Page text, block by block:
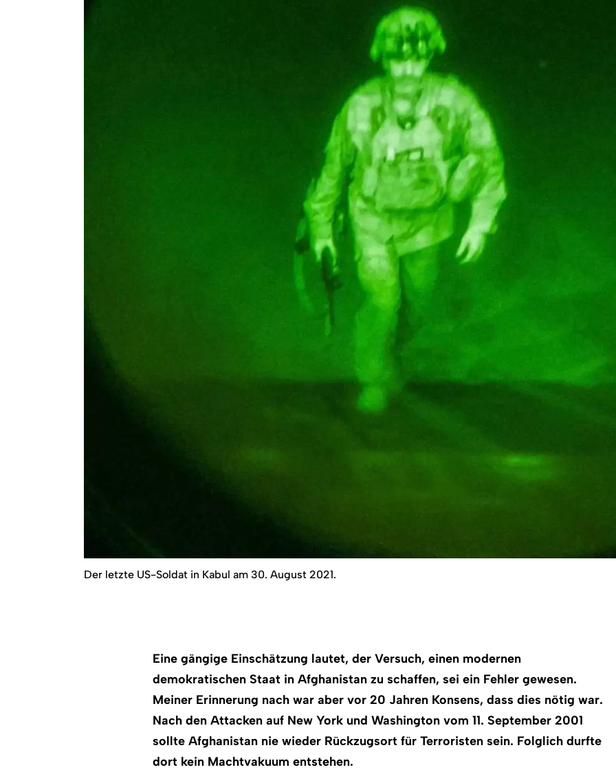
Der letzte US-Soldat in Kabul am 30. August 2021.
Eine gängige Einschätzung lautet, der Versuch, einen modernen
demokratischen Staat in Afghanistan zu schaffen, sei ein Fehler gewesen.
Meiner Erinnerung nach war aber vor 20 Jahren Konsens, dass dies nötig war.
Nach den Attacken auf New York und Washington vom 11. September 2001
sollte Afghanistan nie wieder Rückzugsort für Terroristen sein. Folglich durfte
dort kein Machtvakuum entstehen.